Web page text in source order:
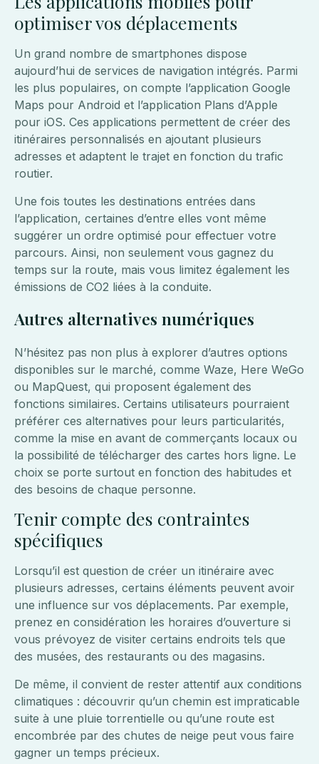
optimiser vos déplacements
Un grand nombre de smartphones dispose
aujourd’hui de services de navigation intégrés. Parmi
les plus populaires, on compte l’application Google
Maps pour Android et l’application Plans d’Apple
pour iOS. Ces applications permettent de créer des
itinéraires personnalisés en ajoutant plusieurs
adresses et adaptent le trajet en fonction du trafic
routier.
Une fois toutes les destinations entrées dans
l’application, certaines d’entre elles vont même
suggérer un ordre optimisé pour effectuer votre
parcours. Ainsi, non seulement vous gagnez du
temps sur la route, mais vous limitez également les
émissions de CO2 liées à la conduite.
Autres alternatives numériques
N’hésitez pas non plus à explorer d’autres options
disponibles sur le marché, comme Waze, Here WeGo
ou MapQuest, qui proposent également des
fonctions similaires. Certains utilisateurs pourraient
préférer ces alternatives pour leurs particularités,
comme la mise en avant de commerçants locaux ou
la possibilité de télécharger des cartes hors ligne. Le
choix se porte surtout en fonction des habitudes et
des besoins de chaque personne.
Tenir compte des contraintes
spécifiques
Lorsqu’il est question de créer un itinéraire avec
plusieurs adresses, certains éléments peuvent avoir
une influence sur vos déplacements. Par exemple,
prenez en considération les horaires d’ouverture si
vous prévoyez de visiter certains endroits tels que
des musées, des restaurants ou des magasins.
De même, il convient de rester attentif aux conditions
climatiques : découvrir qu’un chemin est impraticable
suite à une pluie torrentielle ou qu’une route est
encombrée par des chutes de neige peut vous faire
gagner un temps précieux.